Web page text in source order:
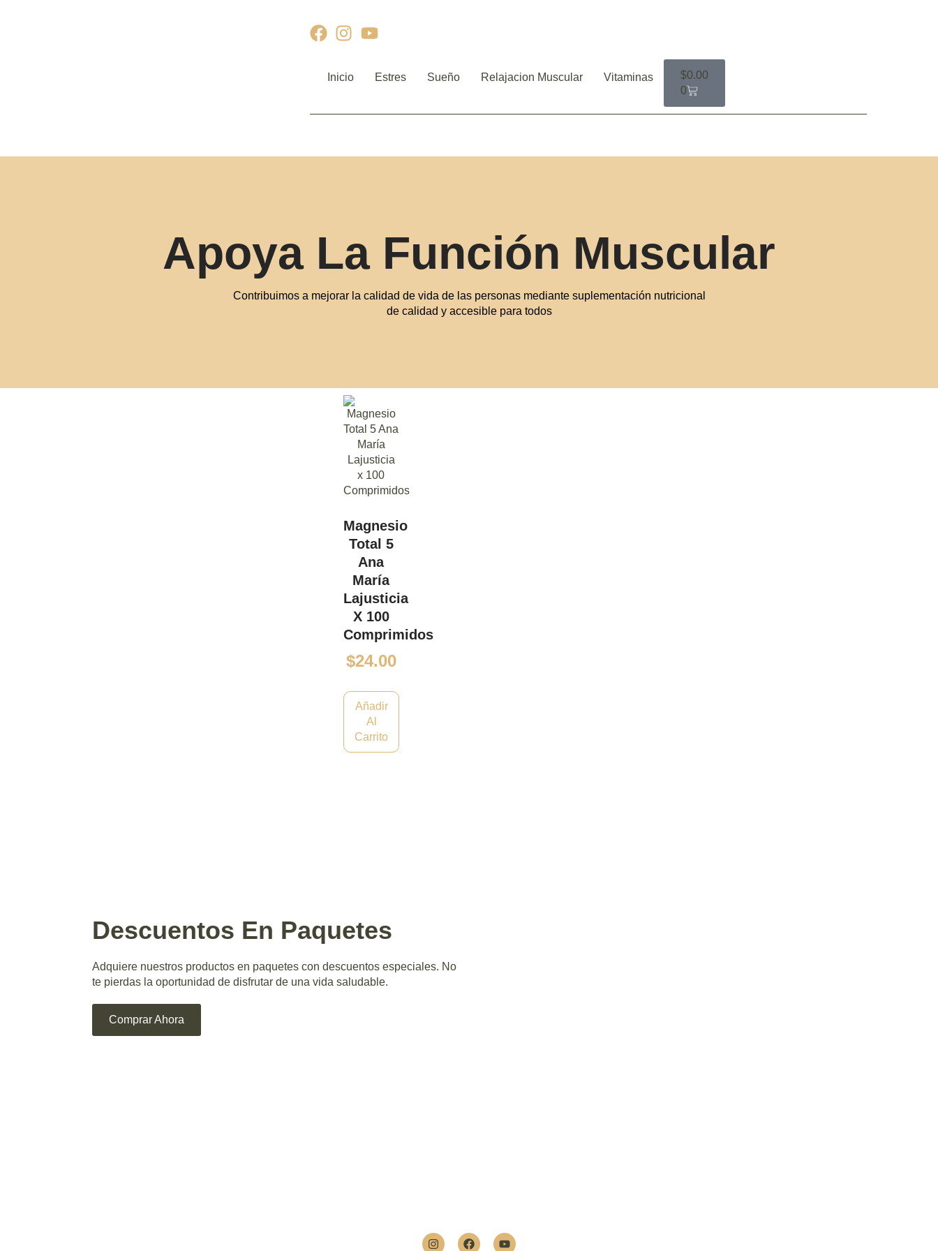
Inicio Estres Sueño Relajacion Muscular Vitaminas $0.00
0
Apoya La Función Muscular
Contribuimos a mejorar la calidad de vida de las personas mediante suplementación nutricional
de calidad y accesible para todos
Magnesio
Total 5
Ana
María
Lajusticia
X 100
Comprimidos
$24.00
Añadir
Al
Carrito
Descuentos En Paquetes
Adquiere nuestros productos en paquetes con descuentos especiales. No
te pierdas la oportunidad de disfrutar de una vida saludable.
Comprar Ahora